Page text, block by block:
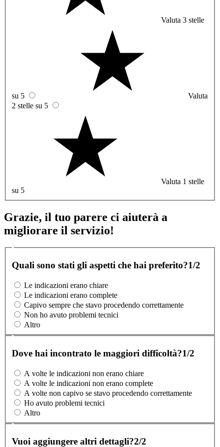
Valuta 3 stelle
su 5
Valuta
2 stelle su 5
Valuta 1 stelle
su 5
Grazie, il tuo parere ci aiuterà a
migliorare il servizio!
Quali sono stati gli aspetti che hai preferito?1/2
Le indicazioni erano chiare
Le indicazioni erano complete
Capivo sempre che stavo procedendo correttamente
Non ho avuto problemi tecnici
Altro
Dove hai incontrato le maggiori difficoltà?1/2
A volte le indicazioni non erano chiare
A volte le indicazioni non erano complete
A volte non capivo se stavo procedendo correttamente
Ho avuto problemi tecnici
Altro
Vuoi aggiungere altri dettagli?2/2